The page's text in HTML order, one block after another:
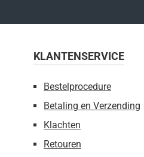
KLANTENSERVICE
Bestelprocedure
Betaling en Verzending
Klachten
Retouren